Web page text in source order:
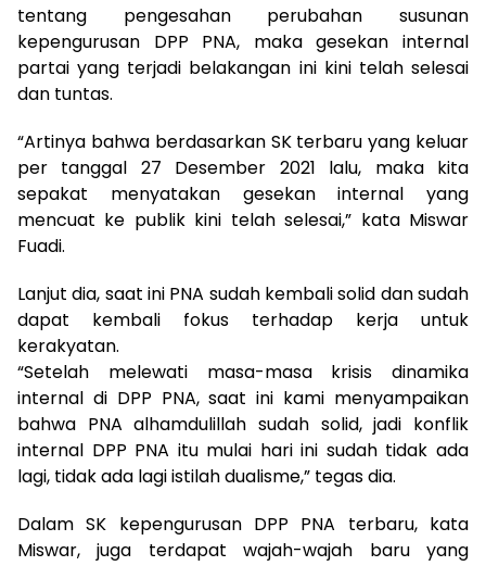
tentang pengesahan perubahan susunan
kepengurusan DPP PNA, maka gesekan internal
partai yang terjadi belakangan ini kini telah selesai
dan tuntas.
“Artinya bahwa berdasarkan SK terbaru yang keluar
per tanggal 27 Desember 2021 lalu, maka kita
sepakat menyatakan gesekan internal yang
mencuat ke publik kini telah selesai,” kata Miswar
Fuadi.
Lanjut dia, saat ini PNA sudah kembali solid dan sudah
dapat kembali fokus terhadap kerja untuk
kerakyatan.
“Setelah melewati masa-masa krisis dinamika
internal di DPP PNA, saat ini kami menyampaikan
bahwa PNA alhamdulillah sudah solid, jadi konflik
internal DPP PNA itu mulai hari ini sudah tidak ada
lagi, tidak ada lagi istilah dualisme,” tegas dia.
Dalam SK kepengurusan DPP PNA terbaru, kata
Miswar, juga terdapat wajah-wajah baru yang